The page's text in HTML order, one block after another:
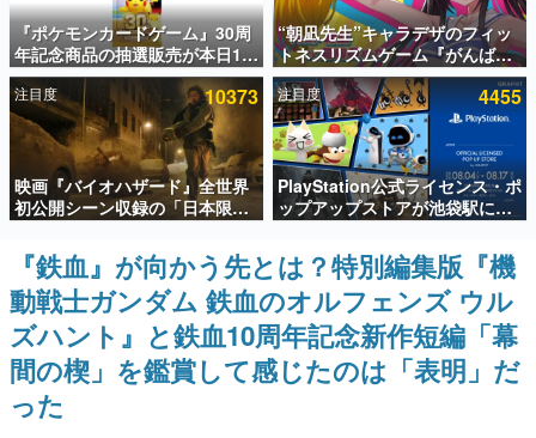
アプリセール情報
インタビュー
連載・特集一覧
殿堂入り記事
SNS拡散数が数千以上！ ページビュー数万以上！ などな
ど。多くの人々に読まれた、電ファミ渾身の“殿堂入り”記
事をまとめました。
ゲームの企画書
名作ゲームクリエイターの方々に製作時のエピソードをお
聞きし、ヒットする企画（ゲーム）とは何か？を探ってい
きます。
赫本
この物語を解いてはいけない。『赫本』は、〈試験問題〉
『ポケモンカードゲーム』30周
年記念商品の抽選販売が本日12
時より開始。拡張パック「30th
CELEBRATION」のボックス
に、「プレミアムデッキセット
エーフィ・ブラッキー」
「FUTURISTIC BOX」の計3商
品
“朝凪先生”キャラデザのフィッ
トネスリズムゲーム『がんば
れ！チアリズム』Steamストア
ページが公開。キャラクターの
CVは陽向葵ゅかさん
注目度 10373
映画『バイオハザード』全世界
初公開シーン収録の「日本限
定」予告映像が解禁。バイオの
日（8月10日）にあわせて、
「ラクーンシティ総合病院」へ
行く配達人の姿が披露
注目度 4455
PlayStation公式ライセンス・ポ
ップアップストアが池袋駅にて
期間限定で開催。夏のアパレル
や『ブラッドボーン』の新作ア
イテムが登場
『鉄血』が向かう先とは？特別編集版『機
動戦士ガンダム 鉄血のオルフェンズ ウル
ズハント』と鉄血10周年記念新作短編「幕
間の楔」を鑑賞して感じたのは「表明」だ
った